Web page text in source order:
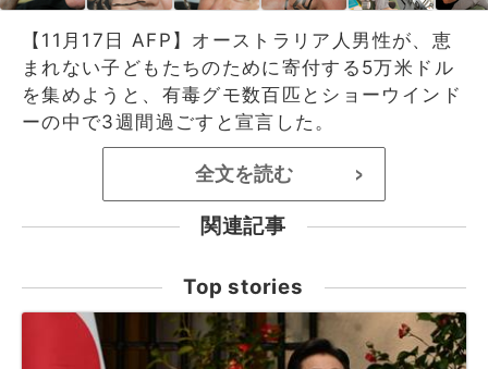
【11月17日 AFP】オーストラリア人男性が、恵
まれない子どもたちのために寄付する5万米ドル
を集めようと、有毒グモ数百匹とショーウインド
ーの中で3週間過ごすと宣言した。
全文を読む >
関連記事
Top stories